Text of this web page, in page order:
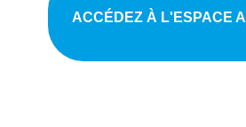
ACCÉDEZ À L'ESPACE